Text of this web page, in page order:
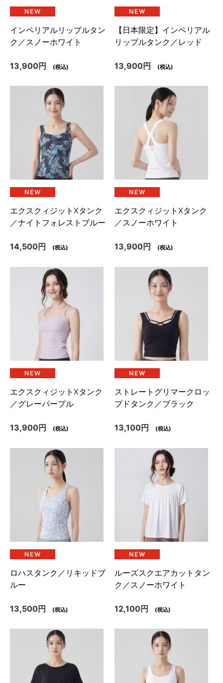
インペリアルリップルタン
ク／スノーホワイト
13,900円 (税込)
【日本限定】インペリアル
リップルタンク／レッド
13,900円 (税込)
エクスクィジットXタンク
／ナイトフォレストブルー
14,500円 (税込)
エクスクィジットXタンク
／スノーホワイト
13,900円 (税込)
エクスクィジットXタンク
／グレーパープル
13,900円 (税込)
ストレートグリマークロッ
プドタンク／ブラック
13,100円 (税込)
ロハスタンク／リキッドブ
ルー
13,500円 (税込)
ルーズスクエアカットタン
ク／スノーホワイト
12,100円 (税込)